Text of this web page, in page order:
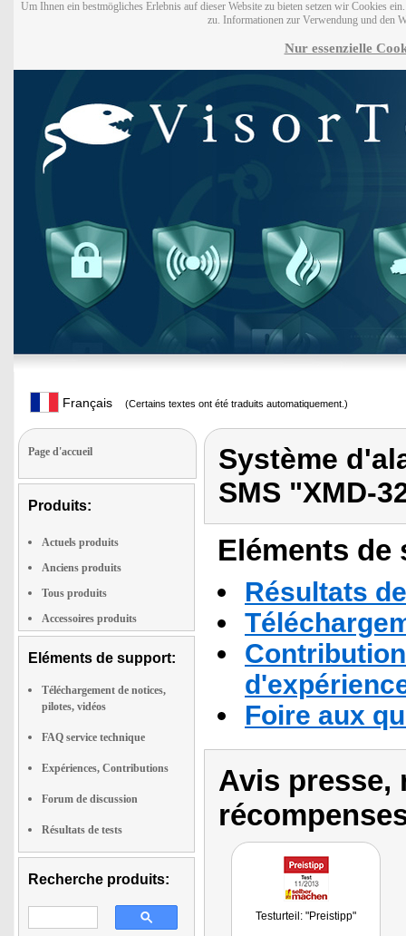
Um Ihnen ein bestmögliches Erlebnis auf dieser Website zu bieten setzen wir Cookies
zu. Informationen zur Verwendung und den
Nur essenzielle
Français (Certains textes ont été traduits automatiquement.)
Page d'accueil
Produits:
Actuels produits
Anciens produits
Tous produits
Accessoires produits
Eléments de support:
Téléchargement de notices,
pilotes, vidéos
FAQ service technique
Expériences, Contributions
Forum de discussion
Résultats de tests
Recherche produits:
Système
SMS "XMD-
Eléments
Résultats
Foire aux
Avis presse,
Testurteil: "Preistipp"